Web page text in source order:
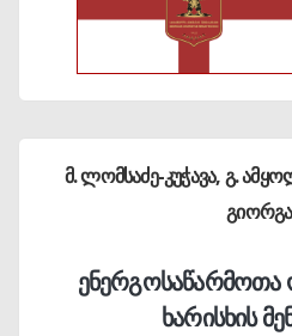
მ. ლომსაძე-კუჭავა, გ.
ხარისხის